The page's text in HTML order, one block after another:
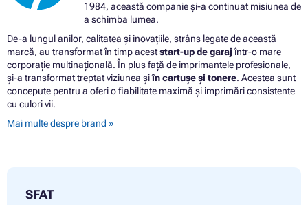
1984, această companie și-a continuat misiunea de
a schimba lumea.
De-a lungul anilor, calitatea și inovațiile, strâns legate de această
marcă, au transformat în timp aceststart-up de garaj într-o mare
corporație multinațională. În plus față de imprimantele profesionale,
și-a transformat treptat viziunea șiîn cartușe și tonere. Acestea sunt
concepute pentru a oferi o fiabilitate maximă și imprimări consistente
cu culori vii.
Mai multe despre brand »
SFAT